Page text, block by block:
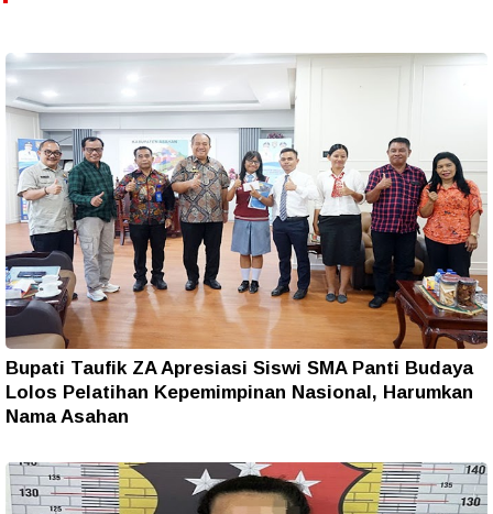
Bupati Taufik ZA Apresiasi Siswi SMA Panti Budaya
Lolos Pelatihan Kepemimpinan Nasional, Harumkan
Nama Asahan